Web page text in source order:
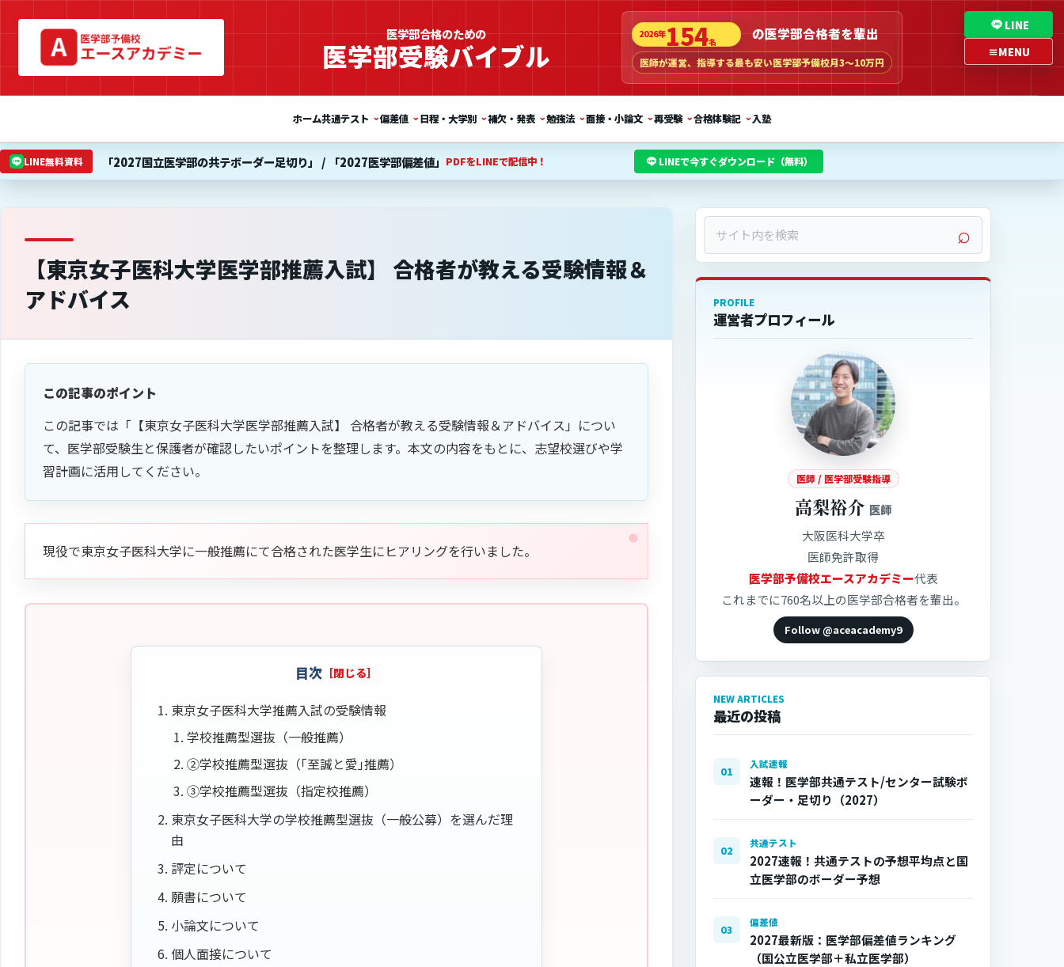
医学部合格のための
医学部受験バイブル
2026年154名 の医学部合格者を輩出
医師が運営、指導する最も安い医学部予備校月3〜10万円
ホーム共通テスト ⌄偏差値 ⌄日程・大学別 ⌄補欠・発表 ⌄勉強法 ⌄面接・小論文 ⌄再受験 ⌄合格体験記 ⌄入塾
LINE無料資料 「2027国立医学部の共テボーダー足切り」 / 「2027医学部偏差値」 PDFをLINEで配信中！ LINEで今すぐダウンロード（無料）
LINE
≡MENU
【東京女子医科大学医学部推薦入試】 合格者が教える受験情報＆
アドバイス
この記事のポイント
この記事では「【東京女子医科大学医学部推薦入試】 合格者が教える受験情報＆アドバイス」につい
て、医学部受験生と保護者が確認したいポイントを整理します。本文の内容をもとに、志望校選びや学
習計画に活用してください。
現役で東京女子医科大学に一般推薦にて合格された医学生にヒアリングを行いました。
目次
東京女子医科大学推薦入試の受験情報
学校推薦型選抜（一般推薦）
②学校推薦型選抜（｢至誠と愛｣推薦）
③学校推薦型選抜（指定校推薦）
東京女子医科大学の学校推薦型選抜（一般公募）を選んだ理
由
評定について
願書について
小論文について
個人面接について
イ
を
検
⌕
PROFILE
運営者プロフィール
医師 / 医学部受験指導
高梨裕介 医師
大阪医科大学卒
医師免許取得
医学部予備校エースアカデミー代表
これまでに760名以上の医学部合格者を輩出。
Follow @aceacademy9
NEW ARTICLES
最近の投稿
01
入試速報
速報！医学部共通テスト/センター試験ボ
ーダー・足切り（2027）
02
共通テスト
2027速報！共通テストの予想平均点と国
立医学部のボーダー予想
03
偏差値
2027最新版：医学部偏差値ランキング
（国公立医学部＋私立医学部）